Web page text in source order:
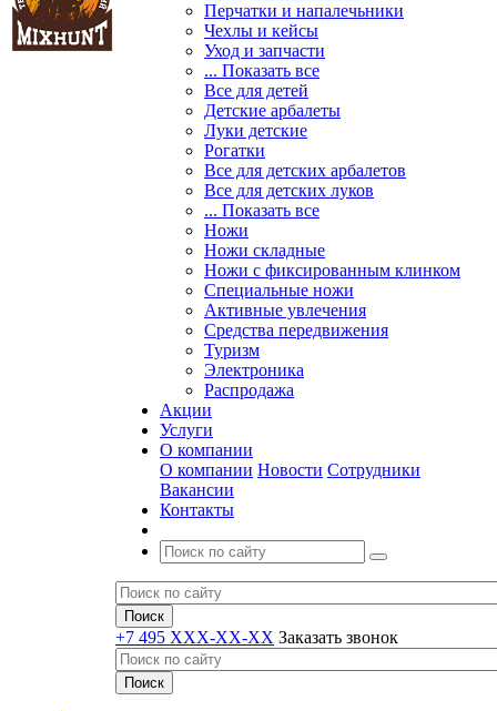
Перчатки и напалечьники
Чехлы и кейсы
Уход и запчасти
... Показать все
Все для детей
Детские арбалеты
Луки детские
Рогатки
Все для детских арбалетов
Все для детских луков
... Показать все
Ножи
Ножи складные
Ножи с фиксированным клинком
Специальные ножи
Активные увлечения
Средства передвижения
Туризм
Электроника
Распродажа
Акции
Услуги
О компании
О компании Новости Сотрудники
Вакансии
Контакты
+7 495 XXX-XX-XX Заказать звонок